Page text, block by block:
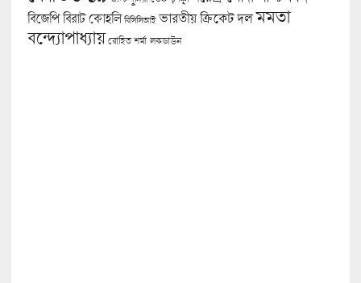
বিজেপি বিরাট কোহলি বিসিসিআই ভারতীয় ক্রিকেট দল মমতা
বন্দ্যোপাধ্যায় রোহিত শর্মা লকডাউন